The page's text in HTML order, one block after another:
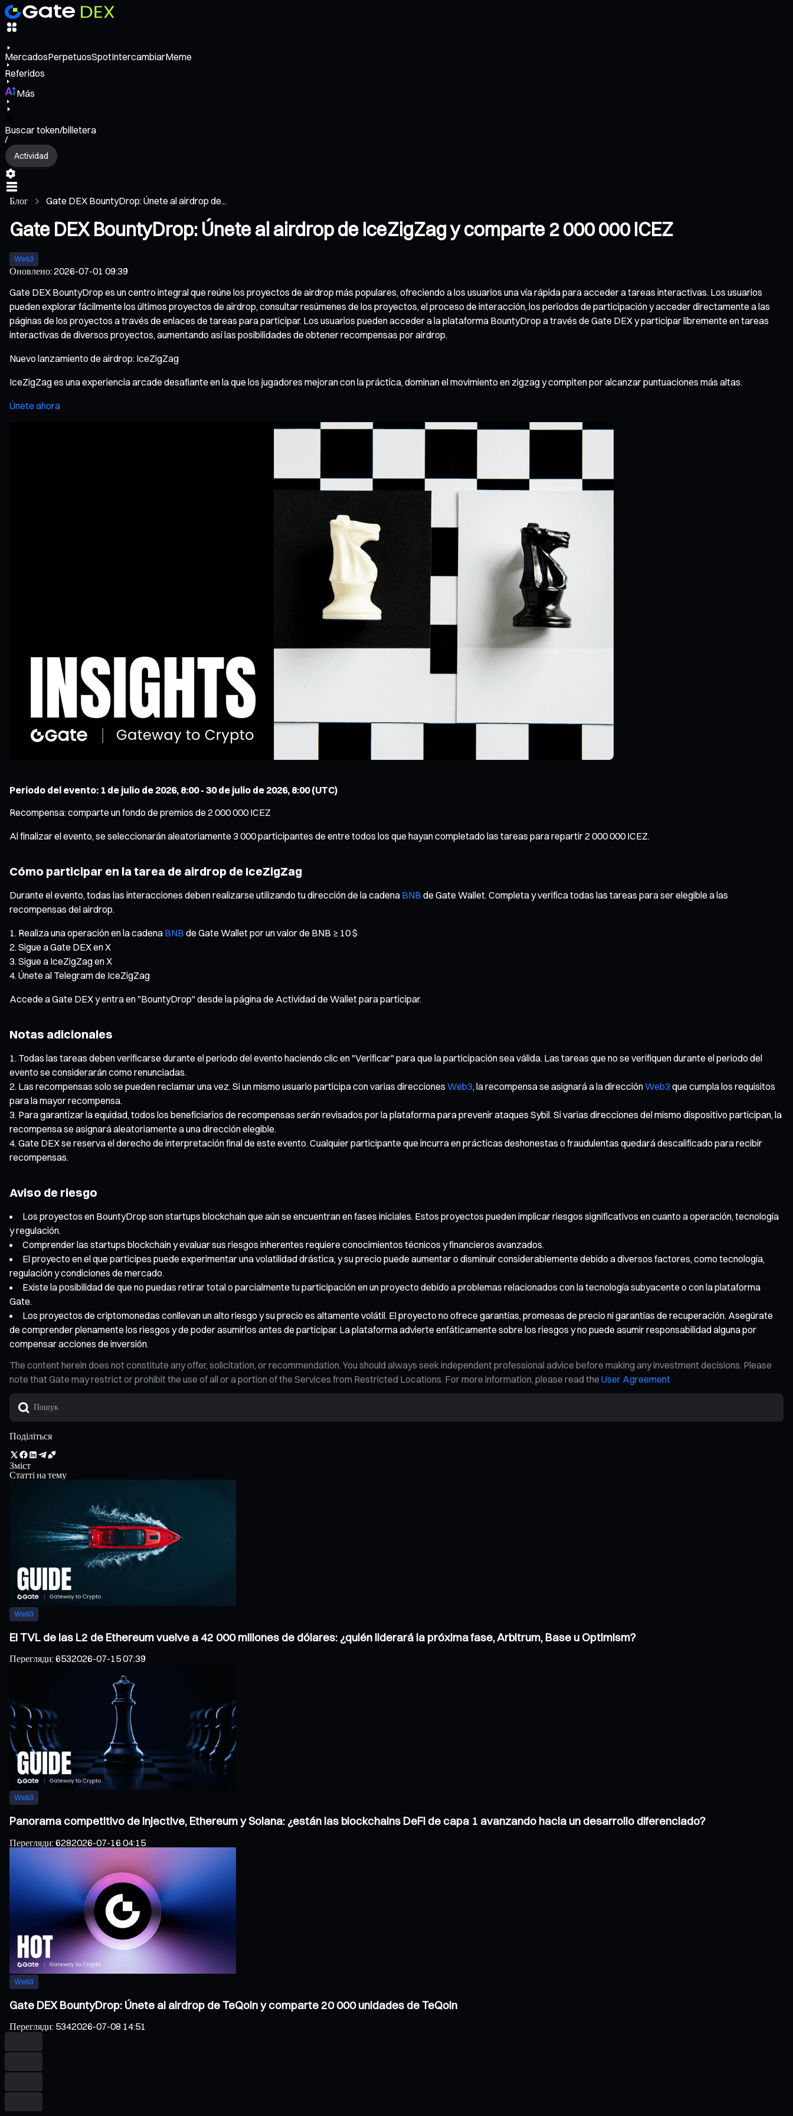
MercadosPerpetuosSpotIntercambiarMeme
Referidos
Más
Buscar token/billetera
/
Actividad
Блог Gate DEX BountyDrop: Únete al airdrop de...
Gate DEX BountyDrop: Únete al airdrop de IceZigZag y comparte 2 000 000 ICEZ
Web3
Оновлено:2026-07-01 09:39
Gate DEX BountyDrop es un centro integral que reúne los proyectos de airdrop más populares, ofreciendo a los usuarios una vía rápida para acceder a tareas interactivas. Los usuarios
pueden explorar fácilmente los últimos proyectos de airdrop, consultar resúmenes de los proyectos, el proceso de interacción, los periodos de participación y acceder directamente a las
páginas de los proyectos a través de enlaces de tareas para participar. Los usuarios pueden acceder a la plataforma BountyDrop a través de Gate DEX y participar libremente en tareas
interactivas de diversos proyectos, aumentando así las posibilidades de obtener recompensas por airdrop.
Nuevo lanzamiento de airdrop: IceZigZag
IceZigZag es una experiencia arcade desafiante en la que los jugadores mejoran con la práctica, dominan el movimiento en zigzag y compiten por alcanzar puntuaciones más altas.
Únete ahora
Periodo del evento: 1 de julio de 2026, 8:00 - 30 de julio de 2026, 8:00 (UTC)
Recompensa: comparte un fondo de premios de 2 000 000 ICEZ
Al finalizar el evento, se seleccionarán aleatoriamente 3 000 participantes de entre todos los que hayan completado las tareas para repartir 2 000 000 ICEZ.
Cómo participar en la tarea de airdrop de IceZigZag
Durante el evento, todas las interacciones deben realizarse utilizando tu dirección de la cadena BNB de Gate Wallet. Completa y verifica todas las tareas para ser elegible a las
recompensas del airdrop.
Realiza una operación en la cadena BNB de Gate Wallet por un valor de BNB ≥ 10 $
Sigue a Gate DEX en X
Sigue a IceZigZag en X
Únete al Telegram de IceZigZag
Accede a Gate DEX y entra en "BountyDrop" desde la página de Actividad de Wallet para participar.
Notas adicionales
Todas las tareas deben verificarse durante el periodo del evento haciendo clic en "Verificar" para que la participación sea válida. Las tareas que no se verifiquen durante el periodo del
evento se considerarán como renunciadas.
Las recompensas solo se pueden reclamar una vez. Si un mismo usuario participa con varias direcciones Web3, la recompensa se asignará a la direcciónWeb3 que cumpla los requisitos
para la mayor recompensa.
Para garantizar la equidad, todos los beneficiarios de recompensas serán revisados por la plataforma para prevenir ataques Sybil. Si varias direcciones del mismo dispositivo participan, la
recompensa se asignará aleatoriamente a una dirección elegible.
Gate DEX se reserva el derecho de interpretación final de este evento. Cualquier participante que incurra en prácticas deshonestas o fraudulentas quedará descalificado para recibir
recompensas.
Aviso de riesgo
Los proyectos en BountyDrop son startups blockchain que aún se encuentran en fases iniciales. Estos proyectos pueden implicar riesgos significativos en cuanto a operación, tecnología
y regulación.
Comprender las startups blockchain y evaluar sus riesgos inherentes requiere conocimientos técnicos y financieros avanzados.
El proyecto en el que participes puede experimentar una volatilidad drástica, y su precio puede aumentar o disminuir considerablemente debido a diversos factores, como tecnología,
regulación y condiciones de mercado.
Existe la posibilidad de que no puedas retirar total o parcialmente tu participación en un proyecto debido a problemas relacionados con la tecnología subyacente o con la plataforma
Gate.
Los proyectos de criptomonedas conllevan un alto riesgo y su precio es altamente volátil. El proyecto no ofrece garantías, promesas de precio ni garantías de recuperación. Asegúrate
de comprender plenamente los riesgos y de poder asumirlos antes de participar. La plataforma advierte enfáticamente sobre los riesgos y no puede asumir responsabilidad alguna por
compensar acciones de inversión.
The content herein does not constitute any offer, solicitation, or recommendation. You should always seek independent professional advice before making any investment decisions. Please
note that Gate may restrict or prohibit the use of all or a portion of the Services from Restricted Locations. For more information, please read the User Agreement
Поділіться
Зміст
Статті на тему
Web3
El TVL de las L2 de Ethereum vuelve a 42 000 millones de dólares: ¿quién liderará la próxima fase, Arbitrum, Base u Optimism?
Перегляди:6532026-07-15 07:39
Web3
Panorama competitivo de Injective, Ethereum y Solana: ¿están las blockchains DeFi de capa 1 avanzando hacia un desarrollo diferenciado?
Перегляди:6282026-07-16 04:15
Web3
Gate DEX BountyDrop: Únete al airdrop de TeQoin y comparte 20 000 unidades de TeQoin
Перегляди: 5342026-07-08 14:51